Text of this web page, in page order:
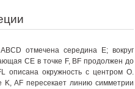
отмечена середина E; вокруг
CE в точке F, BF продолжен до
описана окружность с центром Ο.
AF пересекает линию симметрии